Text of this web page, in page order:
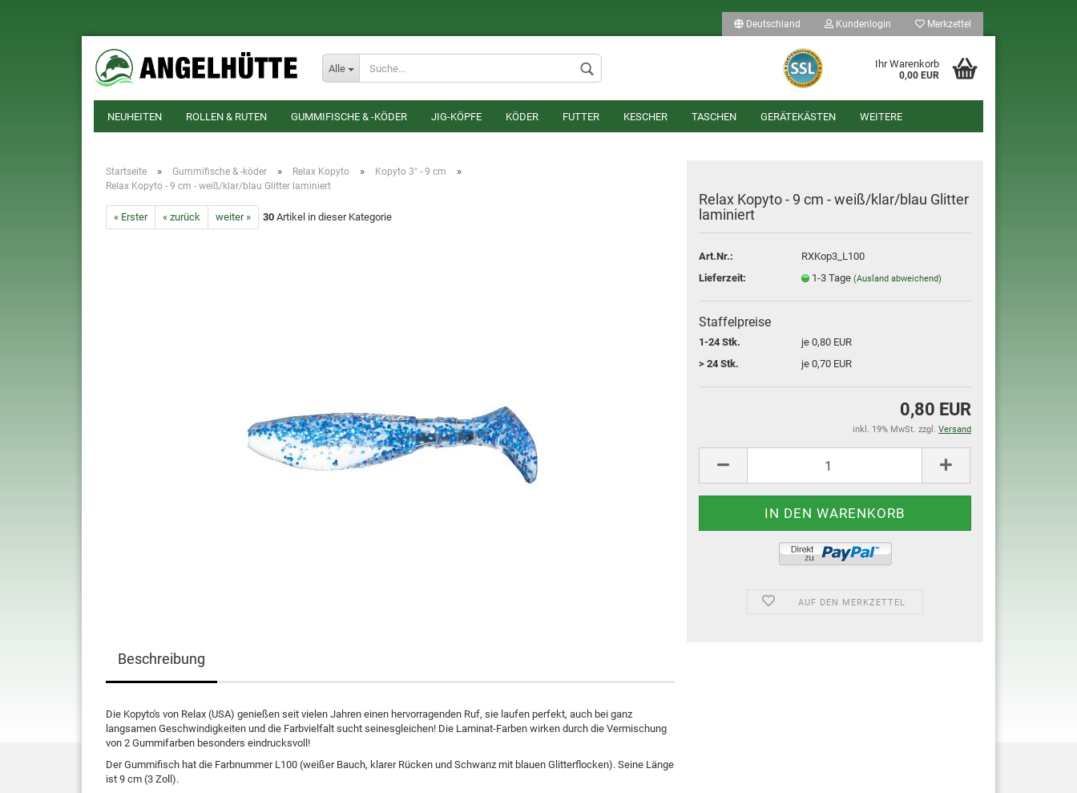
Deutschland
Lieferland
Kundenlogin Merkzettel
Alle Ihr Warenkorb
0,00 EUR
NEUHEITEN ROLLEN & RUTEN GUMMIFISCHE & -KÖDER JIG-KÖPFE KÖDER FUTTER KESCHER TASCHEN GERÄTEKÄSTEN WEITERE
Startseite » Gummifische & -köder » Relax Kopyto » Kopyto 3" - 9 cm »
Relax Kopyto - 9 cm - weiß/klar/blau Glitter laminiert
« Erster « zurück weiter » 30 Artikel in dieser Kategorie
Relax Kopyto - 9 cm - weiß/klar/blau Glitter
laminiert
Art.Nr.:
RXKop3_L100
Lieferzeit:
1-3 Tage(Ausland abweichend)
Staffelpreise
1-24 Stk.
je 0,80 EUR
> 24 Stk.
je 0,70 EUR
0,80 EUR
inkl. 19% MwSt. zzgl. Versand
AUF DEN MERKZETTEL
Beschreibung
Die Kopyto's von Relax (USA) genießen seit vielen Jahren einen hervorragenden Ruf, sie laufen perfekt, auch bei ganz
langsamen Geschwindigkeiten und die Farbvielfalt sucht seinesgleichen! Die Laminat-Farben wirken durch die Vermischung
von 2 Gummifarben besonders eindrucksvoll!
Der Gummifisch hat die Farbnummer L100 (weißer Bauch, klarer Rücken und Schwanz mit blauen Glitterflocken). Seine Länge
ist 9 cm (3 Zoll).